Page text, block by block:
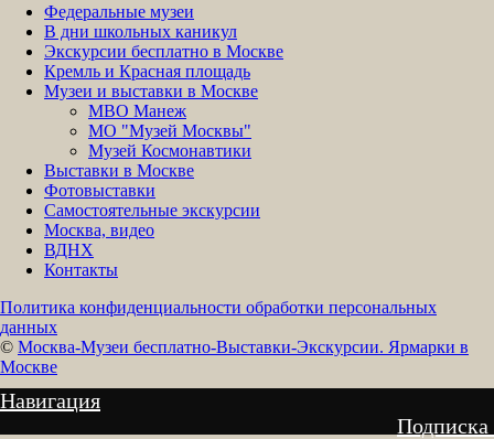
Федеральные музеи
В дни школьных каникул
Экскурсии бесплатно в Москве
Кремль и Красная площадь
Музеи и выставки в Москве
МВО Манеж
МО "Музей Москвы"
Музей Космонавтики
Выставки в Москве
Фотовыставки
Самостоятельные экскурсии
Москва, видео
ВДНХ
Контакты
Политика конфиденциальности обработки персональных
данных
© Москва-Музеи бесплатно-Выставки-Экскурсии. Ярмарки в
Москве
Навигация
Подписка